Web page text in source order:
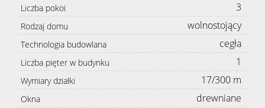
Liczba pokoi 3
Rodzaj domu wolnostojący
Technologia budowlana cegła
Liczba pięter w budynku 1
Wymiary działki 17/300 m
Okna drewniane